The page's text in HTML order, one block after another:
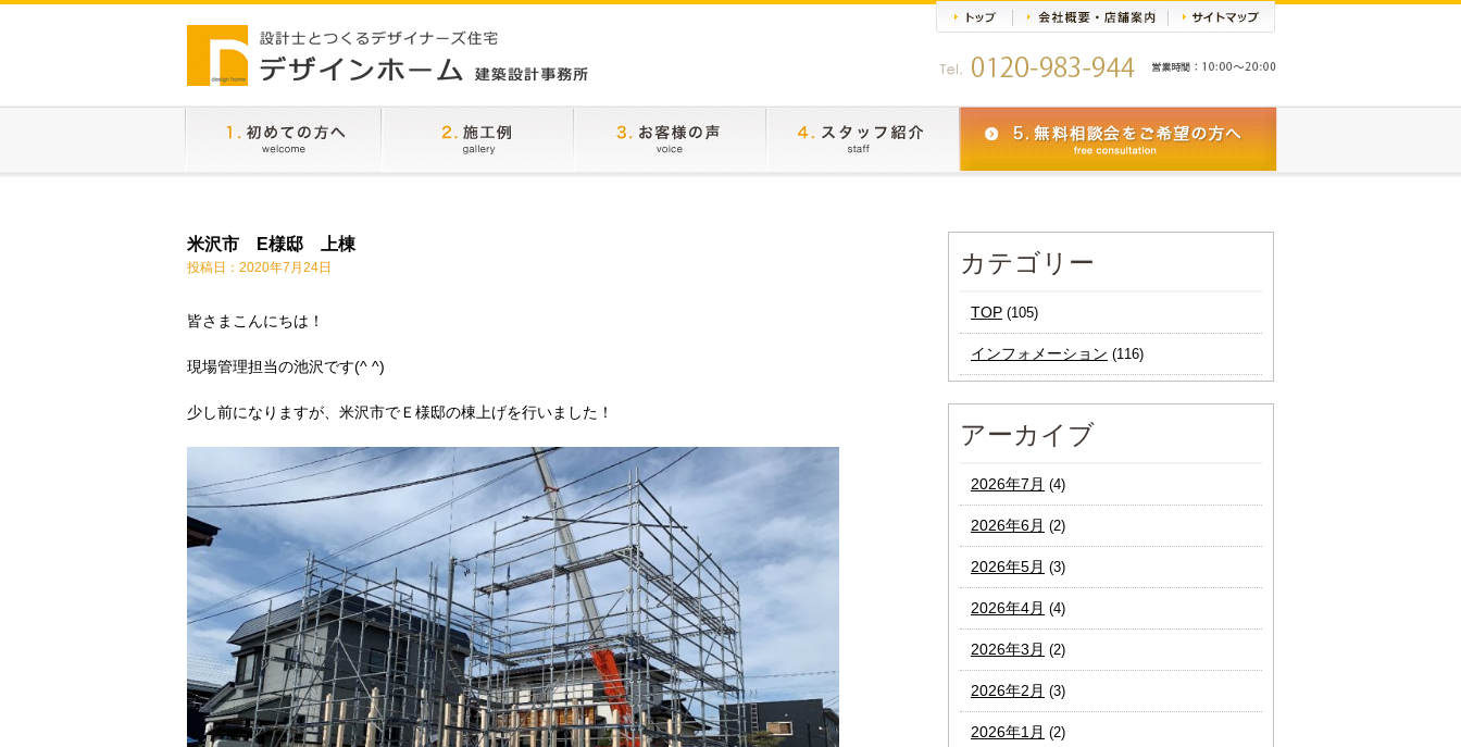
米沢市 E様邸 上棟
投稿日： 2020年7月24日
皆さまこんにちは！
現場管理担当の池沢です(^ ^)
少し前になりますが、米沢市でＥ様邸の棟上げを行いました！
カテゴリー
TOP (105)
インフォメーション (116)
アーカイブ
2026年7月 (4)
2026年6月 (2)
2026年5月 (3)
2026年4月 (4)
2026年3月 (2)
2026年2月 (3)
2026年1月 (2)